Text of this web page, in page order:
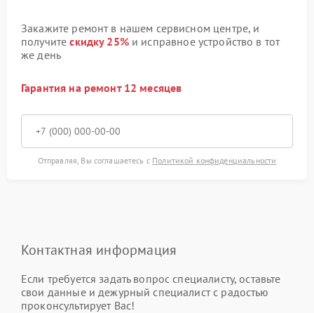
Закажите ремонт в нашем сервисном центре, и
получитескидку 25%и исправное устройство в тот
же день
Гарантия на ремонт 12 месяцев
Отправляя, Вы соглашаетесь с Политикой конфиденциальности
Контактная информация
Если требуется задать вопрос специалисту, оставьте
свои данные и дежурный специалист с радостью
проконсультирует Вас!